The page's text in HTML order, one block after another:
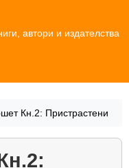
автори и издателства
Кн.2: Пристрастени